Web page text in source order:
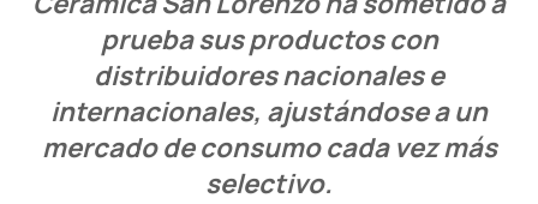
prueba sus productos con
distribuidores nacionales e
internacionales, ajustándose a un
mercado de consumo cada vez más
selectivo.